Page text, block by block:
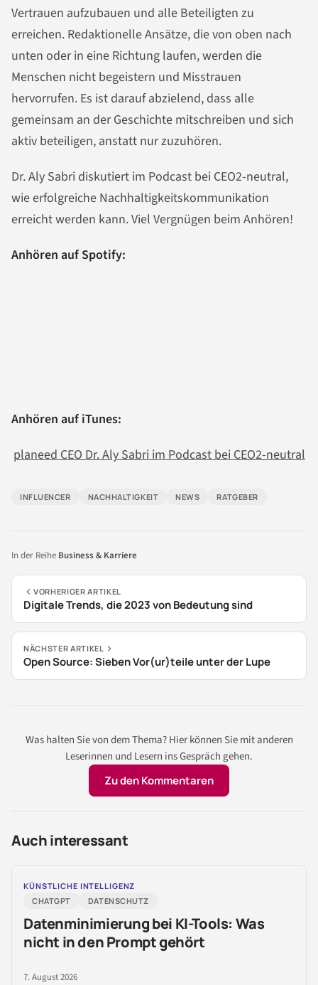
Vertrauen aufzubauen und alle Beteiligten zu
erreichen. Redaktionelle Ansätze, die von oben nach
unten oder in eine Richtung laufen, werden die
Menschen nicht begeistern und Misstrauen
hervorrufen. Es ist darauf abzielend, dass alle
gemeinsam an der Geschichte mitschreiben und sich
aktiv beteiligen, anstatt nur zuzuhören.
Dr. Aly Sabri diskutiert im Podcast bei CEO2-neutral,
wie erfolgreiche Nachhaltigkeitskommunikation
erreicht werden kann. Viel Vergnügen beim Anhören!
Anhören auf Spotify:
Anhören auf iTunes:
planeed CEO Dr. Aly Sabri im Podcast bei CEO2-neutral
INFLUENCER NACHHALTIGKEIT NEWS RATGEBER
In der Reihe Business & Karriere
VORHERIGER ARTIKEL
Digitale Trends, die 2023 von Bedeutung sind
NÄCHSTER ARTIKEL
Open Source: Sieben Vor(ur)teile unter der Lupe
Was halten Sie von dem Thema? Hier können Sie mit anderen
Leserinnen und Lesern ins Gespräch gehen.
Zu den Kommentaren
Auch interessant
KÜNSTLICHE INTELLIGENZ
CHATGPT
DATENSCHUTZ
Datenminimierung bei KI-Tools: Was
nicht in den Prompt gehört
7. August 2026